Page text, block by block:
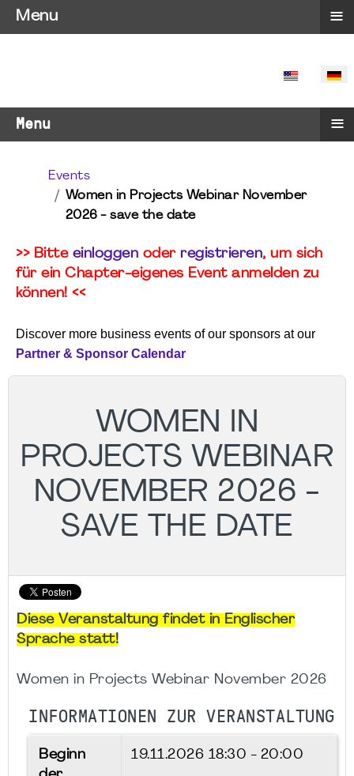
SPRACHE
Menu ≡
Events
Women in Projects Webinar November
2026 - save the date
>> Bitte einloggen oder registrieren, um sich
für ein Chapter-eigenes Event anmelden zu
können! <<
Discover more business events of our sponsors at our
Partner & Sponsor Calendar
WOMEN IN
PROJECTS WEBINAR
NOVEMBER 2026 -
SAVE THE DATE
Diese Veranstaltung findet in Englischer
Sprache statt!
Women in Projects Webinar November 2026
INFORMATIONEN ZUR VERANSTALTUNG
Beginn
19.11.2026 18:30 - 20:00
Menu ≡